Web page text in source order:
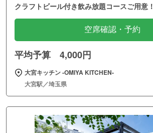
クラフトビール付き飲み放題コースご用意！
空席確認・予約
平均予算 4,000円
大宮キッチン ‐OMIYA KITCHEN‐
大宮駅／埼玉県